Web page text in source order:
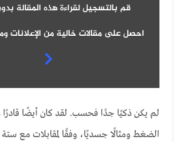
قم بالتسجيل لقراءة هذه المقالة
احصل على مقالات خالية من الإعلانات
لم يكن ذكيًا جدًا فحسب. لقد كان أيضًا
الضغط ومثالًا جسديًا، وفقًا لمقابلات مع